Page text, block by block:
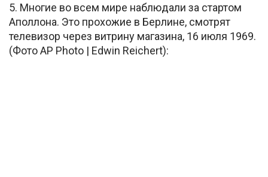
5. Многие во всем мире наблюдали за стартом
Аполлона. Это прохожие в Берлине, смотрят
телевизор через витрину магазина, 16 июля 1969.
(Фото AP Photo | Edwin Reichert):